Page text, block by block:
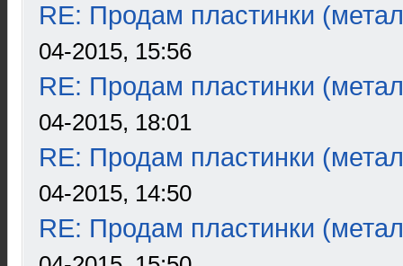
RE: Продам пластинки
04-2015, 15:56
RE: Продам пластинки
04-2015, 18:01
RE: Продам пластинки
04-2015, 14:50
RE: Продам пластинки